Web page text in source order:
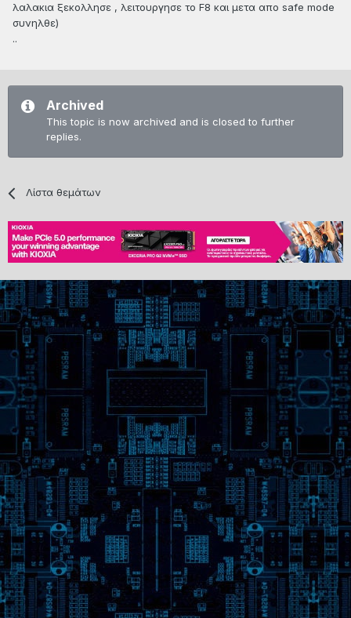
λαλακια ξεκολλησε , λειτουργησε το F8 και μετα απο safe mode
συνηλθε)
..
Archived
This topic is now archived and is closed to further
replies.
Λίστα θεμάτων